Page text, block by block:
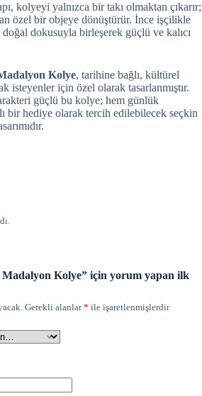
kolyeyi yalnızca bir takı olmaktan çıkarır;
özel bir objeye dönüştürür. İnce işçilikle
dokusuyla birleşerek güçlü ve kalıcı
Kolye, tarihine bağlı, kültürel
isteyenler için özel olarak tasarlanmıştır.
güçlü bu kolye; hem günlük
bir hediye olarak tercih edilebilecek seçkin
Kolye” için yorum yapan ilk
Gerekli alanlar* ile işaretlenmişlerdir